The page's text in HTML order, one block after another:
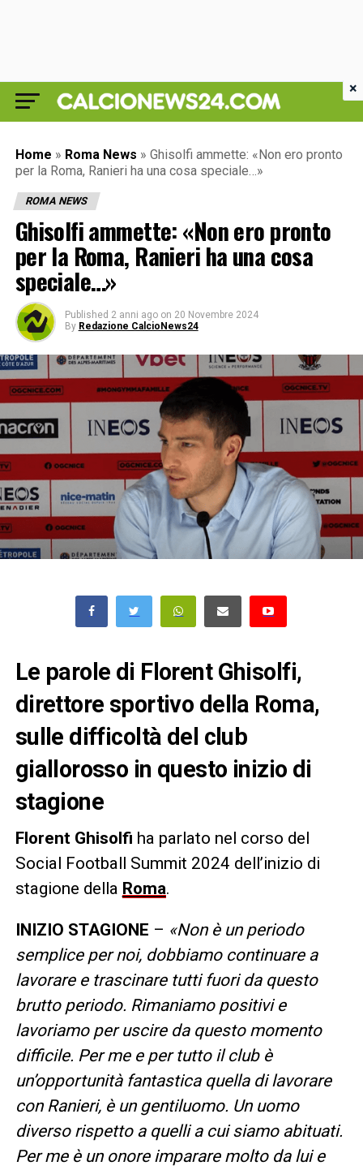
Home » Roma News » Ghisolfi ammette: «Non ero pronto
per la Roma, Ranieri ha una cosa speciale…»
ROMA NEWS
Ghisolfi ammette: «Non ero pronto
per la Roma, Ranieri ha una cosa
speciale…»
Published 2 anni ago on 20 Novembre 2024
By Redazione CalcioNews24
Le parole di Florent Ghisolfi,
direttore sportivo della Roma,
sulle difficoltà del club
giallorosso in questo inizio di
stagione
Florent Ghisolfi ha parlato nel corso del
Social Football Summit 2024 dell’inizio di
stagione della Roma.
INIZIO STAGIONE – «Non è un periodo
semplice per noi, dobbiamo continuare a
lavorare e trascinare tutti fuori da questo
brutto periodo. Rimaniamo positivi e
lavoriamo per uscire da questo momento
difficile. Per me e per tutto il club è
un’opportunità fantastica quella di lavorare
con Ranieri, è un gentiluomo. Un uomo
diverso rispetto a quelli a cui siamo abituati.
Per me è un onore imparare molto da lui e
×